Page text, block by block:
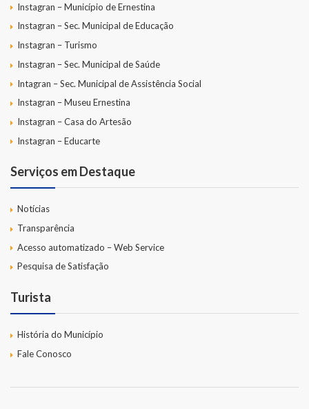
Instagran – Município de Ernestina
Instagran – Sec. Municipal de Educação
Instagran – Turismo
Instagran – Sec. Municipal de Saúde
Intagran – Sec. Municipal de Assistência Social
Instagran – Museu Ernestina
Instagran – Casa do Artesão
Instagran – Educarte
Serviços em Destaque
Notícias
Transparência
Acesso automatizado – Web Service
Pesquisa de Satisfação
Turista
História do Município
Fale Conosco